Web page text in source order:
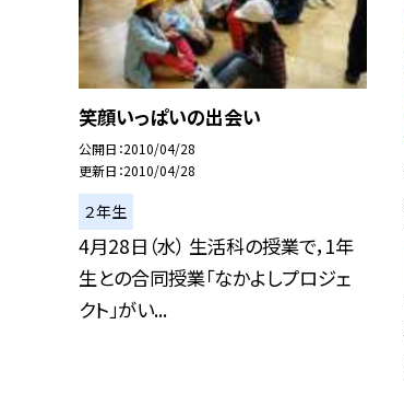
笑顔いっぱいの出会い
公開日 2010/04/28
更新日 2010/04/28
２年生
4月28日（水） 生活科の授業で，1年
生との合同授業「なかよしプロジェ
クト」がい...